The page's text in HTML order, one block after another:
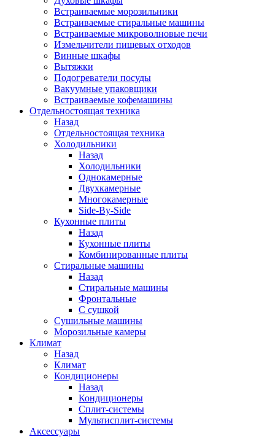
Встраиваемые морозильники
Встраиваемые стиральные машины
Встраиваемые микроволновые печи
Измельчители пищевых отходов
Винные шкафы
Вытяжки
Подогреватели посуды
Вакуумные упаковщики
Встраиваемые кофемашины
Отдельностоящая техника
Назад
Отдельностоящая техника
Холодильники
Назад
Холодильники
Однокамерные
Двухкамерные
Многокамерные
Side-By-Side
Кухонные плиты
Назад
Кухонные плиты
Комбинированные плиты
Стиральные машины
Назад
Стиральные машины
Фронтальные
С сушкой
Сушильные машины
Морозильные камеры
Климат
Назад
Климат
Кондиционеры
Назад
Кондиционеры
Сплит-системы
Мультисплит-системы
Аксессуары